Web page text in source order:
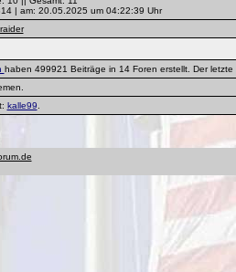
| am: 20.05.2025 um 04:22:39 Uhr
haben 499921 Beiträge in 14 Foren erstellt. Der
kalle99